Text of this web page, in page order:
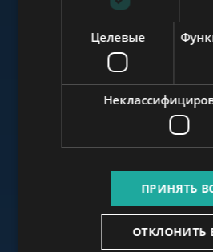
www.budapestoffices.net
Целевые
ПРИНЯТЬ
ОТКЛОНИТЬ